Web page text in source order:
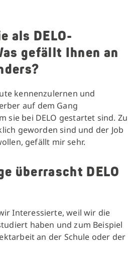
als DELO-
gefällt Ihnen an
kennenzulernen und
auf dem Gang
sie bei DELO gestartet sind. Zu
geworden sind und der Job
gefällt mir sehr.
überrascht DELO
Interessierte, weil wir die
haben und zum Beispiel
an der Schule oder der